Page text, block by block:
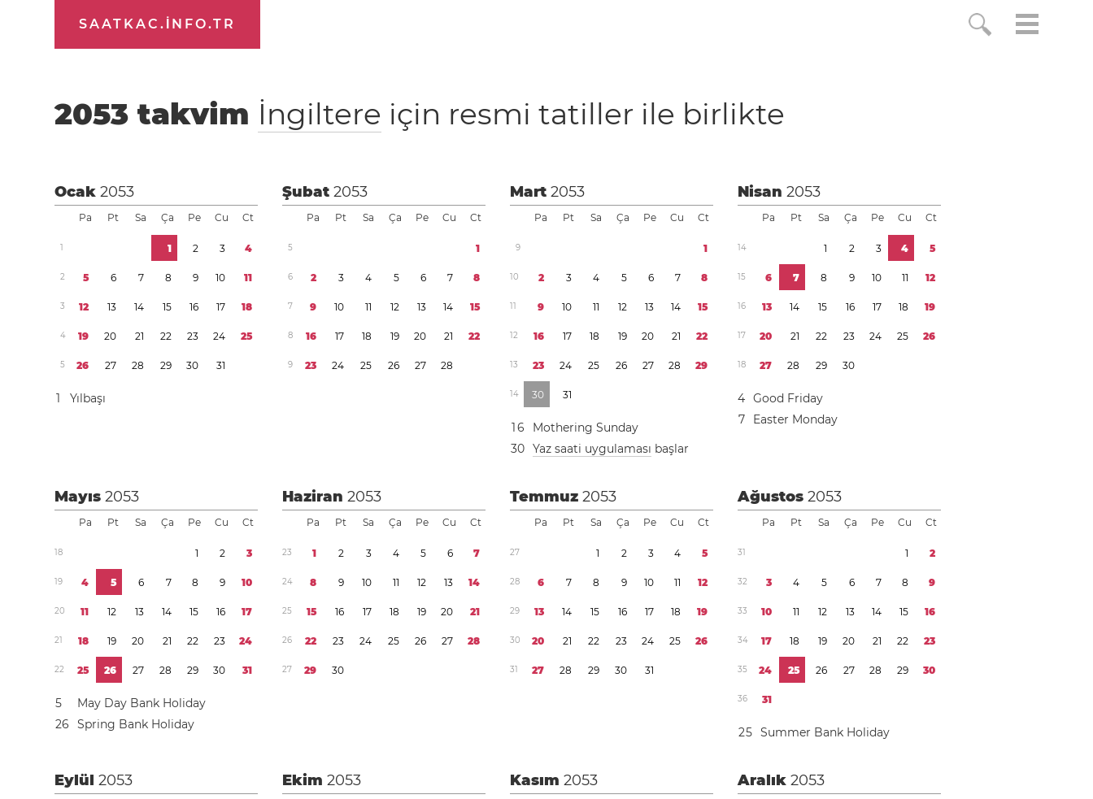
SAATKAC.INFO.TR
2053 takvim İngiltere için resmi tatiller ile birlikte
Ocak2053
Pa Pt Sa Ça Pe Cu Ct
1 1 2 3 4
2 5 6 7 8 9 10 11
3 12 13 14 15 16 17 18
4 19 20 21 22 23 24 25
5 26 27 28 29 30 31
1 Yılbaşı
Şubat2053
Pa Pt Sa Ça Pe Cu Ct
5 1
6 2 3 4 5 6 7 8
7 9 10 11 12 13 14 15
8 16 17 18 19 20 21 22
9 23 24 25 26 27 28
Mart2053
Pa Pt Sa Ça Pe Cu Ct
9 1
10 2 3 4 5 6 7 8
11 9 10 11 12 13 14 15
12 16 17 18 19 20 21 22
13 23 24 25 26 27 28 29
14 30 31
16
Mothering Sunday
30 Yaz saati uygulaması başlar
Nisan2053
Pa Pt Sa Ça Pe Cu Ct
14 1 2 3 4 5
15 6 7 8 9 10 11 12
16 13 14 15 16 17 18 19
17 20 21 22 23 24 25 26
18 27 28 29 30
4 Good Friday
7
Easter Monday
Mayıs2053
Pa Pt Sa Ça Pe Cu Ct
18 1 2 3
19 4 5 6 7 8 9 10
20 11 12 13 14 15 16 17
21 18 19 20 21 22 23 24
22 25 26 27 28 29 30 31
5
May Day Bank Holiday
26 Spring Bank Holiday
Haziran2053
Pa Pt Sa Ça Pe Cu Ct
23 1 2 3 4 5 6 7
24 8 9 10 11 12 13 14
25 15 16 17 18 19 20 21
26 22 23 24 25 26 27 28
27 29 30
Temmuz2053
Pa Pt Sa Ça Pe Cu Ct
27 1 2 3 4 5
28 6 7 8 9 10 11 12
29 13 14 15 16 17 18 19
30 20 21 22 23 24 25 26
31 27 28 29 30 31
Ağustos2053
Pa Pt Sa Ça Pe Cu Ct
31 1 2
32 3 4 5 6 7 8 9
33 10 11 12 13 14 15 16
34 17 18 19 20 21 22 23
35 24 25 26 27 28 29 30
36 31
25 Summer Bank Holiday
Eylül2053 Ekim2053 Kasım2053 Aralık2053